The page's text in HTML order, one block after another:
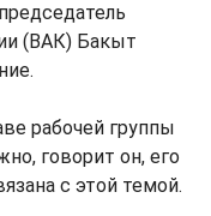
(ВАК) Бакыт
рабочей группы
говорит он, его
с этой темой.